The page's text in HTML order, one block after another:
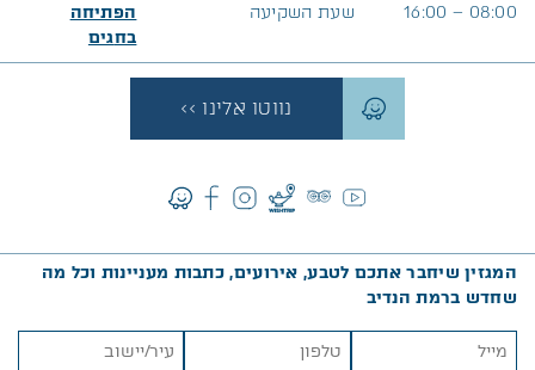
08:00 – 16:00
שעת השקיעה
הפתיחה
בחגים
נווטו אלינו >>
המגזין שיחבר אתכם לטבע, אירועים, כתבות מעניינות וכל מה
שחדש ברמת הנדיב